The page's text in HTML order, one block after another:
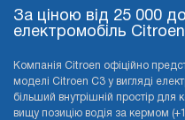
За ціною від 25 000
електромобіль
Компанія Citroen офіційно
моделі Citroen C3 у вигляді
більший внутрішній простір
вищу позицію водія за кермом